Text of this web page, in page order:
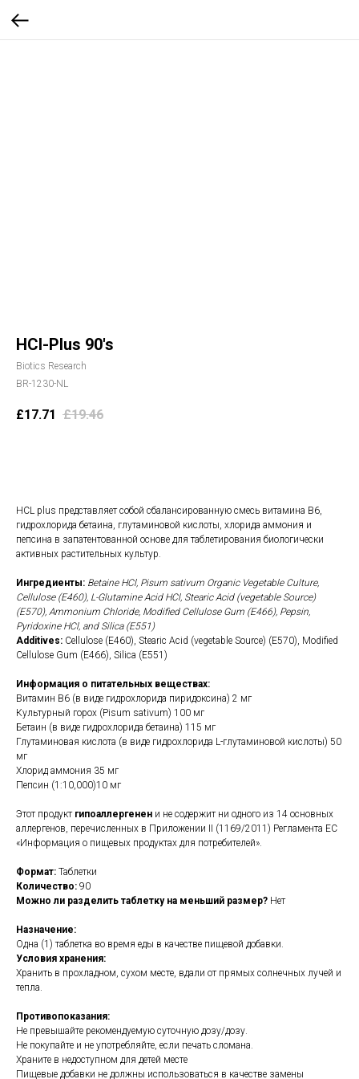
HCl-Plus 90's
Biotics Research
BR-1230-NL
£17.71 £19.46
HCL plus представляет собой сбалансированную смесь витамина B6,
гидрохлорида бетаина, глутаминовой кислоты, хлорида аммония и
пепсина в запатентованной основе для таблетирования биологически
активных растительных культур.
Ингредиенты: Betaine HCl, Pisum sativum Organic Vegetable Culture,
Cellulose (E460), L-Glutamine Acid HCl, Stearic Acid (vegetable Source)
(E570), Ammonium Chloride, Modified Cellulose Gum (E466), Pepsin,
Pyridoxine HCl, and Silica (E551)
Additives: Cellulose (E460), Stearic Acid (vegetable Source) (E570), Modified
Cellulose Gum (E466), Silica (E551)
Информация о питательных веществах:
Витамин B6 (в виде гидрохлорида пиридоксина) 2 мг
Культурный горох (Pisum sativum) 100 мг
Бетаин (в виде гидрохлорида бетаина) 115 мг
Глутаминовая кислота (в виде гидрохлорида L-глутаминовой кислоты) 50
мг
Хлорид аммония 35 мг
Пепсин (1:10,000)10 мг
Этот продукт гипоаллергенен и не содержит ни одного из 14 основных
аллергенов, перечисленных в Приложении II (1169/2011) Регламента ЕС
«Информация о пищевых продуктах для потребителей».
Формат: Таблетки
Количество: 90
Можно ли разделить таблетку на меньший размер? Нет
Назначение:
Одна (1) таблетка во время еды в качестве пищевой добавки.
Условия хранения:
Хранить в прохладном, сухом месте, вдали от прямых солнечных лучей и
тепла.
Противопоказания:
Не превышайте рекомендуемую суточную дозу/дозу.
Не покупайте и не употребляйте, если печать сломана.
Храните в недоступном для детей месте
Пищевые добавки не должны использоваться в качестве замены